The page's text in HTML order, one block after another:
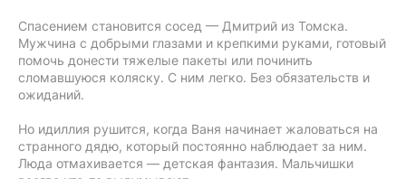
Спасением становится сосед — Дмитрий из Томска.
Мужчина с добрыми глазами и крепкими руками, готовый
помочь донести тяжелые пакеты или починить
сломавшуюся коляску. С ним легко. Без обязательств и
ожиданий.
Но идиллия рушится, когда Ваня начинает жаловаться на
странного дядю, который постоянно наблюдает за ним.
Люда отмахивается — детская фантазия. Мальчишки